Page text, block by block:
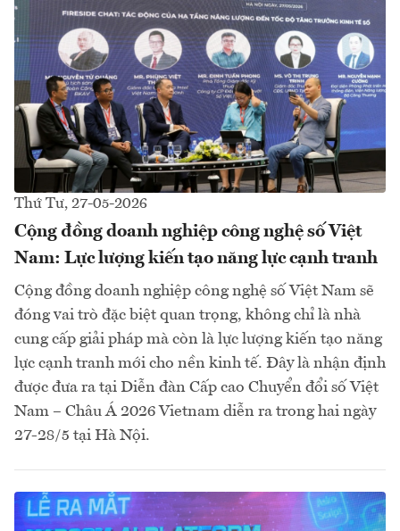
Thứ Tư, 27-05-2026
Cộng đồng doanh nghiệp công nghệ số Việt
Nam: Lực lượng kiến tạo năng lực cạnh tranh
Cộng đồng doanh nghiệp công nghệ số Việt Nam sẽ
đóng vai trò đặc biệt quan trọng, không chỉ là nhà
cung cấp giải pháp mà còn là lực lượng kiến tạo năng
lực cạnh tranh mới cho nền kinh tế. Đây là nhận định
được đưa ra tại Diễn đàn Cấp cao Chuyển đổi số Việt
Nam – Châu Á 2026 Vietnam diễn ra trong hai ngày
27-28/5 tại Hà Nội.